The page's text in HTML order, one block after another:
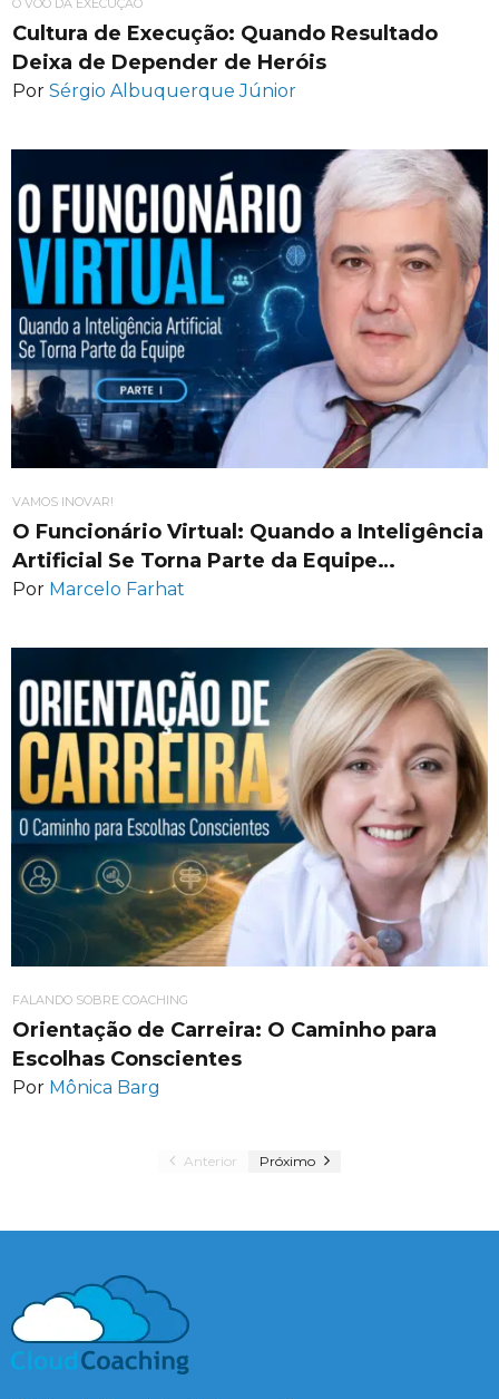
Cultura de Execução: Quando Resultado
Deixa de Depender de Heróis
Por Sérgio Albuquerque Júnior
VAMOS INOVAR!
O Funcionário Virtual: Quando a Inteligência
Artificial Se Torna Parte da Equipe…
Por Marcelo Farhat
FALANDO SOBRE COACHING
Orientação de Carreira: O Caminho para
Escolhas Conscientes
Por Mônica Barg
Anterior Próximo